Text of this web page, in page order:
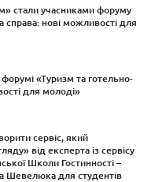
стали учасниками форуму
справа: нові можливості для
«Туризм та готельно-
для молоді»
сервіс, який
від експерта із сервісу
Школи Гостинності –
Шевелюка для студентів